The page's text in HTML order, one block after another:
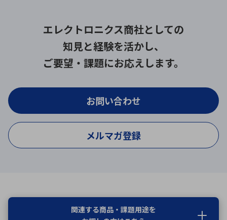
エレクトロニクス商社としての
知見と経験を活かし、
ご要望・課題にお応えします。
お問い合わせ
メルマガ登録
関連する商品・課題用途を